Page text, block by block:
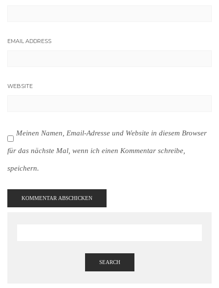
EMAIL ADDRESS
WEBSITE
Meinen Namen, Email-Adresse und Website in diesem Browser
für das nächste Mal, wenn ich einen Kommentar schreibe,
speichern.
SEARCH